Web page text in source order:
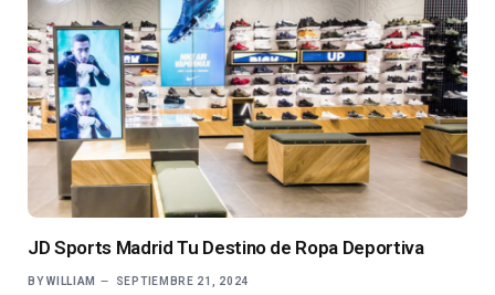
JD Sports Madrid Tu Destino de Ropa Deportiva
BY WILLIAM SEPTIEMBRE 21, 2024